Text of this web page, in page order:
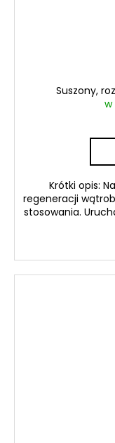
Suszony,
w
Krótki opis:
regeneracji
stosowania.